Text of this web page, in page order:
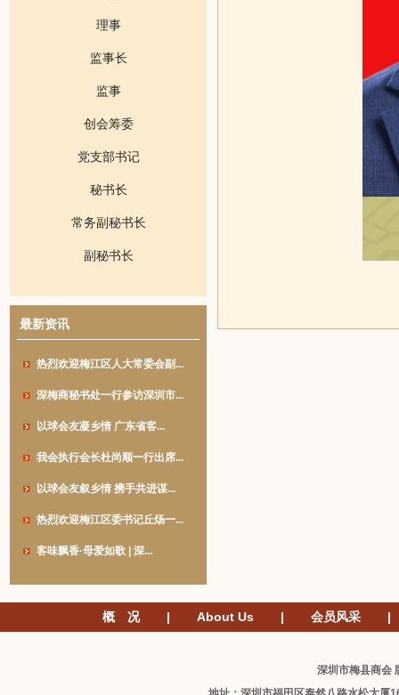
理事
监事长
监事
创会筹委
党支部书记
秘书长
常务副秘书长
副秘书长
最新资讯
热烈欢迎梅江区人大常委会副...
深梅商秘书处一行参访深圳市...
以球会友凝乡情 广东省客...
我会执行会长杜尚顺一行出席...
以球会友叙乡情 携手共进谋...
热烈欢迎梅江区委书记丘炀一...
客味飘香·母爱如歌 | 深...
概 况 | About Us | 会员风采 |
深圳市梅县商